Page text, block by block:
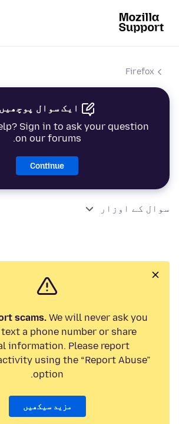
Firefox
ایک سوال پوچھیں
Sign in to ask your question
on our forums.
Continue
سوال کے اوزار
scams.We will never ask you
a phone number or share
information. Please report
using the “Report Abuse”
option.
مزید سیکھیں